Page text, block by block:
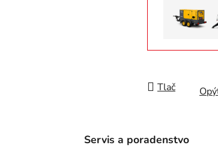
Tlač
Servis a poradenstvo